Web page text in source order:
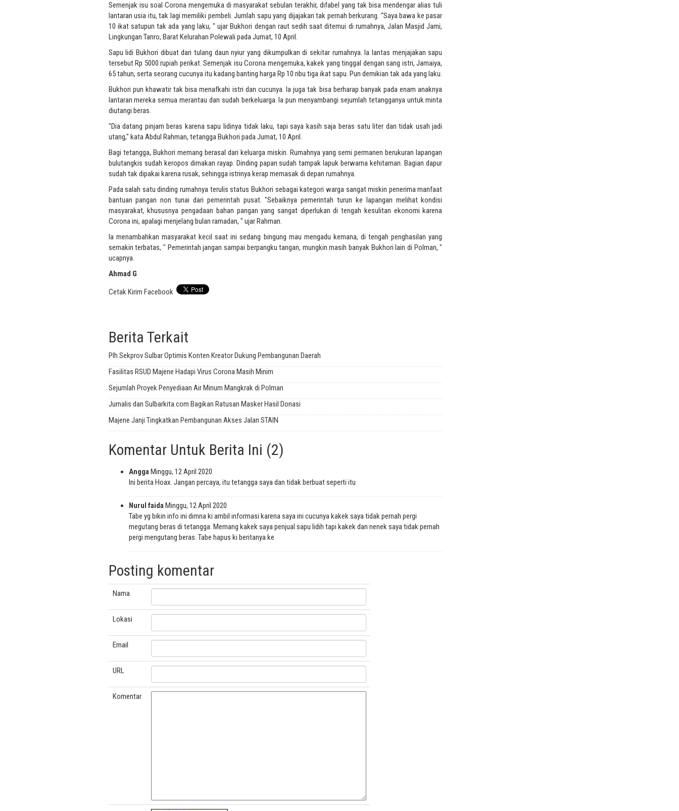
Semenjak isu soal Corona mengemuka di masyarakat sebulan terakhir, difabel yang tak bisa mendengar alias tuli
lantaran usia itu, tak lagi memiliki pembeli. Jumlah sapu yang dijajakan tak pernah berkurang. “Saya bawa ke pasar
10 ikat satupun tak ada yang laku, " ujar Bukhori dengan raut sedih saat ditemui di rumahnya, Jalan Masjid Jami,
Lingkungan Tanro, Barat Kelurahan Polewali pada Jumat, 10 April.
Sapu lidi Bukhori dibuat dari tulang daun nyiur yang dikumpulkan di sekitar rumahnya. Ia lantas menjajakan sapu
tersebut Rp 5000 rupiah perikat. Semenjak isu Corona mengemuka, kakek yang tinggal dengan sang istri, Jamaiya,
65 tahun, serta seorang cucunya itu kadang banting harga Rp 10 ribu tiga ikat sapu. Pun demikian tak ada yang laku.
Bukhori pun khawatir tak bisa menafkahi istri dan cucunya. Ia juga tak bisa berharap banyak pada enam anaknya
lantaran mereka semua merantau dan sudah berkeluarga. Ia pun menyambangi sejumlah tetangganya untuk minta
diutangi beras.
"Dia datang pinjam beras karena sapu lidinya tidak laku, tapi saya kasih saja beras satu liter dan tidak usah jadi
utang," kata Abdul Rahman, tetangga Bukhori pada Jumat, 10 April.
Bagi tetangga, Bukhori memang berasal dari keluarga miskin. Rumahnya yang semi permanen berukuran lapangan
bulutangkis sudah keropos dimakan rayap. Dinding papan sudah tampak lapuk berwarna kehitaman. Bagian dapur
sudah tak dipakai karena rusak, sehingga istrinya kerap memasak di depan rumahnya.
Pada salah satu dinding rumahnya terulis status Bukhori sebagai kategori warga sangat miskin penerima manfaat
bantuan pangan non tunai dari pemerintah pusat. "Sebaiknya pemerintah turun ke lapangan melihat kondisi
masyarakat, khususnya pengadaan bahan pangan yang sangat diperlukan di tengah kesulitan ekonomi karena
Corona ini, apalagi menjelang bulan ramadan, " ujar Rahman.
Ia menambahkan masyarakat kecil saat ini sedang bingung mau mengadu kemana, di tengah penghasilan yang
semakin terbatas, " Pemerintah jangan sampai berpangku tangan, mungkin masih banyak Bukhori lain di Polman, "
ucapnya.
Ahmad G
Cetak Kirim Facebook
Berita Terkait
Plh Sekprov Sulbar Optimis Konten Kreator Dukung Pembangunan Daerah
Fasilitas RSUD Majene Hadapi Virus Corona Masih Minim
Sejumlah Proyek Penyediaan Air Minum Mangkrak di Polman
Jurnalis dan Sulbarkita.com Bagikan Ratusan Masker Hasil Donasi
Majene Janji Tingkatkan Pembangunan Akses Jalan STAIN
Komentar Untuk Berita Ini (2)
Angga Minggu, 12 April 2020
Ini berita Hoax. Jangan percaya, itu tetangga saya dan tidak berbuat seperti itu
Nurul faida Minggu, 12 April 2020
Tabe yg bikin info ini dimna ki ambil informasi karena saya ini cucunya kakek saya tidak pernah pergi
megutang beras di tetangga. Memang kakek saya penjual sapu lidih tapi kakek dan nenek saya tidak pernah
pergi mengutang beras. Tabe hapus ki beritanya ke
Posting komentar
Nama
Lokasi
Email
URL
Komentar